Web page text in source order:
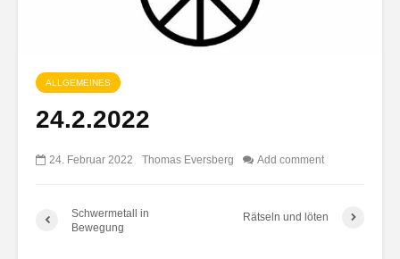
ALLGEMEINES
24.2.2022
24. Februar 2022 Thomas Eversberg Add comment
Schwermetall in
Bewegung
Rätseln und löten